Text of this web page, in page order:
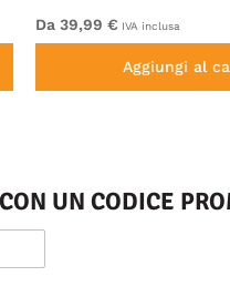
Da 39,99 € IVA inclusa
Aggiungi al
UN CODICE